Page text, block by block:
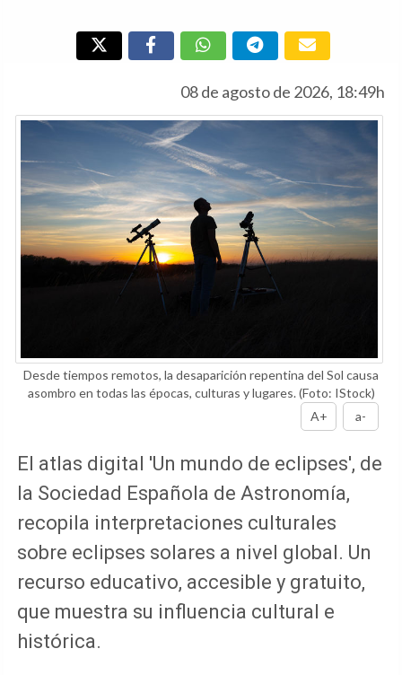
08 de agosto de 2026, 18:49h
Desde tiempos remotos, la desaparición repentina del Sol causa
asombro en todas las épocas, culturas y lugares.(Foto: IStock)
A+
a-
El atlas digital 'Un mundo de eclipses', de
la Sociedad Española de Astronomía,
recopila interpretaciones culturales
sobre eclipses solares a nivel global. Un
recurso educativo, accesible y gratuito,
que muestra su influencia cultural e
histórica.